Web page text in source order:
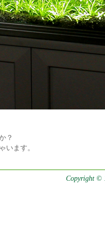
？
います。
Copyright ©